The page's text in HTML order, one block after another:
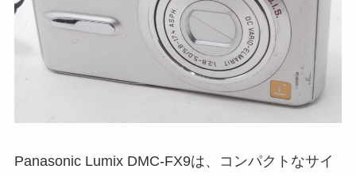
Panasonic Lumix DMC-FX9は、コンパクトなサイ